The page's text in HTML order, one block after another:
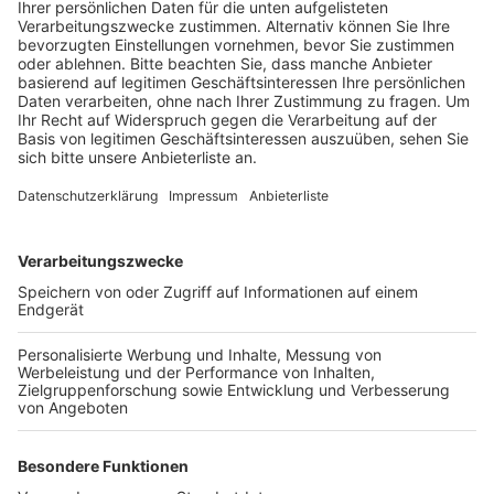
außerdem rund ein Kilometer Gleise.
Veröffentlicht:Sonntag, 06.02.2022 10:04
Anzeige
Deswegen können in der kommenden Woche bis
zwischen Hürth-Kalscheuren und Köln. Hier fahren
dann Busse. Bauarbeiten gibt es auch auf der Strecke
nach Bonn, zwischen Roisdorf und Bonn Hbf. Die RB 48
fällt deswegen zwischen Köln und Bonn-Mehlem aus.
Nachts von 21 bis 5 Uhr fallen außerdem die Bahnen
der RE 5 zwischen Düsseldorf und Bonn sowie die RB
26 zwischen Roisdorf und Bonn aus. Auch hier gibt es
teilweise auch zu anderen Zeiten. Bahnreisende